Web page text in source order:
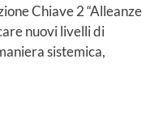
Chiave 2 “Alleanze
nuovi livelli di
sistemica,